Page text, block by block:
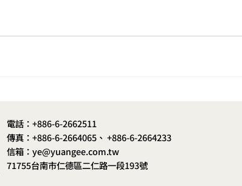
電話：+886-6-2662511
傳真：+886-6-2664065、 +886-6-2664233
信箱：ye@yuangee.com.tw
71755台南市仁德區二仁路一段193號